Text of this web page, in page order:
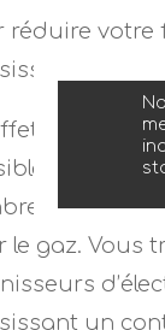
réduire votre
un
depuis
de choisir
le gaz. Vous
un